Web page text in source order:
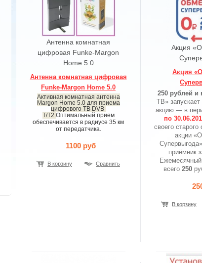
Антенна комнатная
цифровая Funke-Margon
Home 5.0
Антенна комнатная цифровая
Funke-Margon Home 5.0
Активная комнатная антенна
Margon Home 5.0 для приема
цифрового ТВ DVB-
T/T2.Оптимальный прием
обеспечивается в радиусе 35 км
от передатчика.
1100 руб
В корзину Сравнить
Акция
Акция
250 рублей и
ТВ»
акцию — в
по
своего
акции
приёмник
всего250
В корзину